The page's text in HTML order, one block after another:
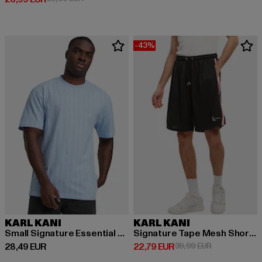
KARL KANI
Small Signature Essential Pinstripe
28,49 EUR
Derzeitiger Preis: 28,49 EUR
-43%
KARL KANI
Signature Tape Mesh Shorts
22,79 EUR
Derzeitiger Preis: 22,79 EUR
39,99 EURAktionspreis: